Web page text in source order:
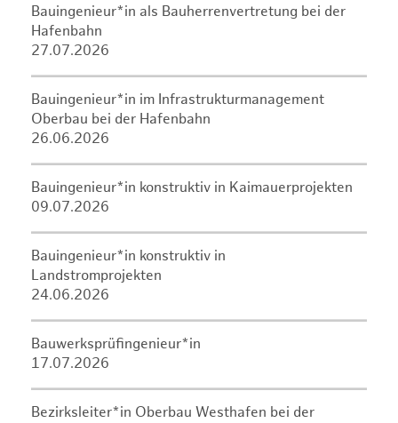
Bauingenieur*in als Bauherrenvertretung bei der
Hafenbahn
27.07.2026
Bauingenieur*in im Infrastrukturmanagement
Oberbau bei der Hafenbahn
26.06.2026
Bauingenieur*in konstruktiv in Kaimauerprojekten
09.07.2026
Bauingenieur*in konstruktiv in
Landstromprojekten
24.06.2026
Bauwerksprüfingenieur*in
17.07.2026
Bezirksleiter*in Oberbau Westhafen bei der